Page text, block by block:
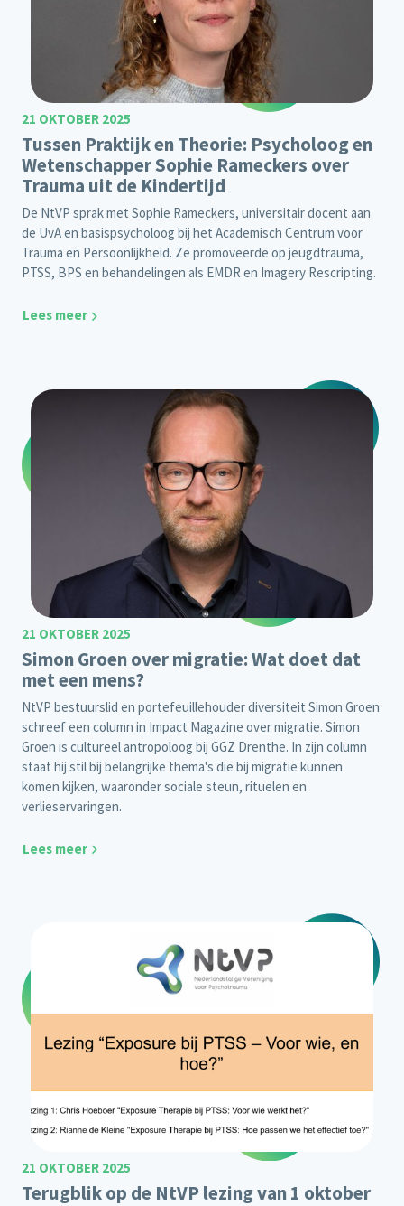
21 OKTOBER 2025
Tussen Praktijk en Theorie: Psycholoog en
Wetenschapper Sophie Rameckers over
Trauma uit de Kindertijd
De NtVP sprak met Sophie Rameckers, universitair docent aan
de UvA en basispsycholoog bij het Academisch Centrum voor
Trauma en Persoonlijkheid. Ze promoveerde op jeugdtrauma,
PTSS, BPS en behandelingen als EMDR en Imagery Rescripting.
Lees meer
21 OKTOBER 2025
Simon Groen over migratie: Wat doet dat
met een mens?
NtVP bestuurslid en portefeuillehouder diversiteit Simon Groen
schreef een column in Impact Magazine over migratie. Simon
Groen is cultureel antropoloog bij GGZ Drenthe. In zijn column
staat hij stil bij belangrijke thema's die bij migratie kunnen
komen kijken, waaronder sociale steun, rituelen en
verlieservaringen.
Lees meer
21 OKTOBER 2025
Terugblik op de NtVP lezing van 1 oktober